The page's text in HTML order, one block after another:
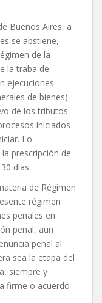
Buenos Aires, a
se abstiene,
de la
la traba de
ejecuciones
de bienes)
de los tributos
iniciados
Lo
prescripción de
días.
de Régimen
régimen
penales en
penal, aun
penal al
sea la etapa del
siempre y
firme o acuerdo